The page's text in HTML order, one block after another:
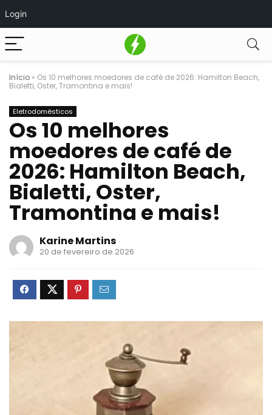
Login
Início » Os 10 melhores moedores de café de 2026: Hamilton Beach,
Bialetti, Oster, Tramontina e mais!
Eletrodomésticos
Os 10 melhores
moedores de café de
2026: Hamilton Beach,
Bialetti, Oster,
Tramontina e mais!
Karine Martins
20 de fevereiro de 2026